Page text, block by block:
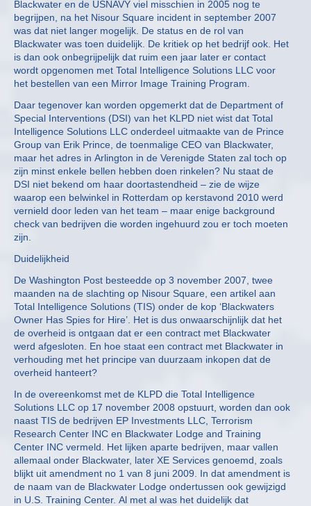
Blackwater en de USNAVY viel misschien in 2005 nog te
begrijpen, na het Nisour Square incident in september 2007
was dat niet langer mogelijk. De status en de rol van
Blackwater was toen duidelijk. De kritiek op het bedrijf ook. Het
is dan ook onbegrijpelijk dat ruim een jaar later er contact
wordt opgenomen met Total Intelligence Solutions LLC voor
het bestellen van een Mirror Image Training Program.
Daar tegenover kan worden opgemerkt dat de Department of
Special Interventions (DSI) van het KLPD niet wist dat Total
Intelligence Solutions LLC onderdeel uitmaakte van de Prince
Group van Erik Prince, de toenmalige CEO van Blackwater,
maar het adres in Arlington in de Verenigde Staten zal toch op
zijn minst enkele bellen hebben doen rinkelen? Nu staat de
DSI niet bekend om haar doortastendheid – zie de wijze
waarop een belwinkel in Rotterdam op kerstavond 2010 werd
vernield door leden van het team – maar enige background
check van bedrijven die worden ingehuurd zou er toch moeten
zijn.
Duidelijkheid
De Washington Post besteedde op 3 november 2007, twee
maanden na de slachting op Nisour Square, een artikel aan
Total Intelligence Solutions (TIS) onder de kop ‘Blackwaters
Owner Has Spies for Hire’. Het is dus onwaarschijnlijk dat het
de overheid is ontgaan dat er een contract met Blackwater
werd afgesloten. En hoe staat een contract met Blackwater in
verhouding met het principe van duurzaam inkopen dat de
overheid hanteert?
In de overeenkomst met de KLPD die Total Intelligence
Solutions LLC op 17 november 2008 opstuurt, worden dan ook
naast TIS de bedrijven EP Investments LLC, Terrorism
Research Center INC en Blackwater Lodge and Training
Center INC vermeld. Het lijken aparte bedrijven, maar vallen
allemaal onder Blackwater, later XE Services genoemd, zoals
blijkt uit amendment no 1 van 8 juni 2009. In dat amendment is
de naam van de Blackwater Lodge ondertussen ook gewijzigd
in U.S. Training Center. Al met al was het duidelijk dat